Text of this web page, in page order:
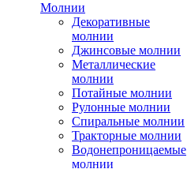
Молнии
Декоративные
молнии
Джинсовые молнии
Металлические
молнии
Потайные молнии
Рулонные молнии
Спиральные молнии
Тракторные молнии
Водонепроницаемые
молнии